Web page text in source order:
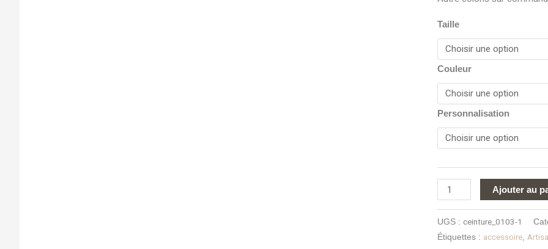
Taille
Couleur
Personnalisation
Ajouter au
UGS : ceinture_0103-1
Étiquettes : accessoire